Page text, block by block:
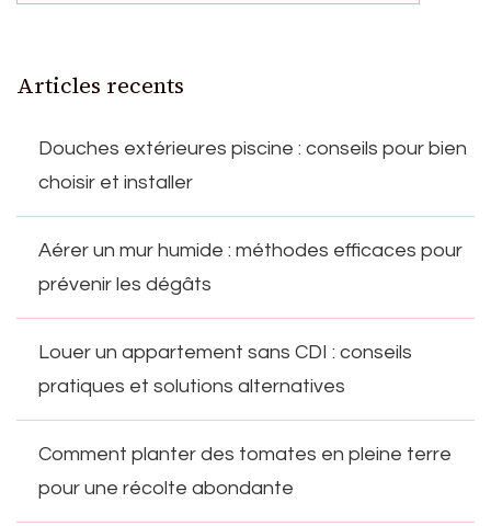
Articles recents
Douches extérieures piscine : conseils pour bien
choisir et installer
Aérer un mur humide : méthodes efficaces pour
prévenir les dégâts
Louer un appartement sans CDI : conseils
pratiques et solutions alternatives
Comment planter des tomates en pleine terre
pour une récolte abondante